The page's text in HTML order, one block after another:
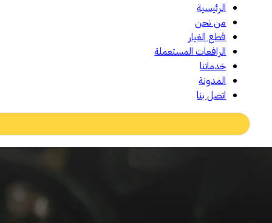
الرئيسية
من نحن
قطع الغيار
الرافعات المستعملة
خدماتنا
المدونة
اتصل بنا
Search
...